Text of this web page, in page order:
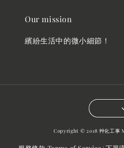
Our mission
繽紛生活中的微小細節！
Copyright © 2018 艸化工事